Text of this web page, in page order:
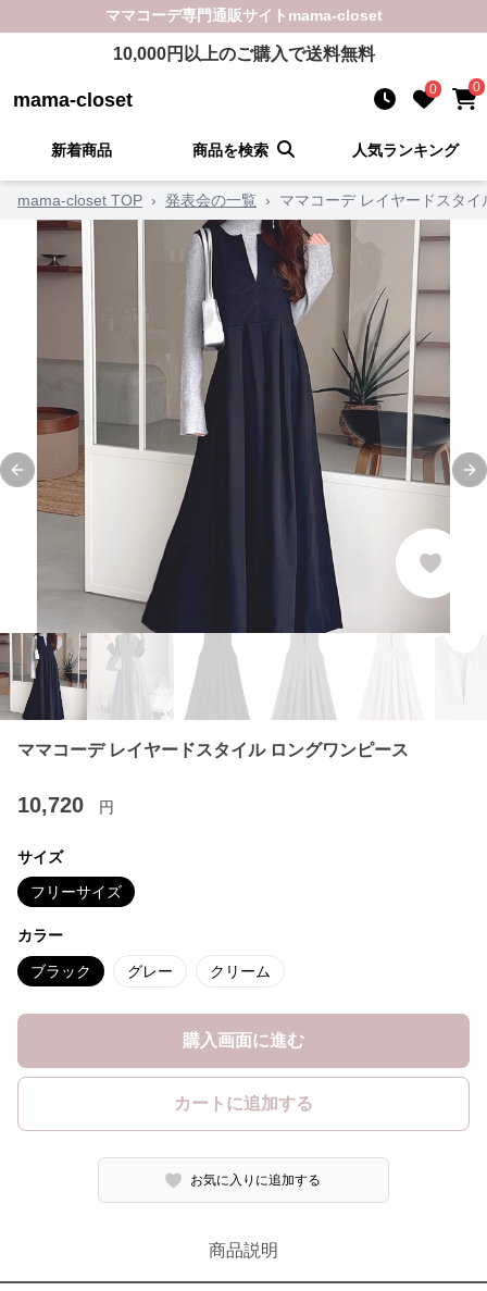
ママコーデ専門通販サイト mama-closet
10,000円以上のご購入で送料無料
mama-closet 0 0
新着商品 商品を検索 人気ランキング
mama-closet TOP › 発表会の一覧 › ママコーデ レイヤードスタ
Previous slide
ママコーデ レイヤードスタイル ロングワンピース
10,720 円
サイズ
フリーサイズ
カラー
ブラック グレー クリーム
購入画面に進む
カートに追加する
お気に入りに追加する
商品説明